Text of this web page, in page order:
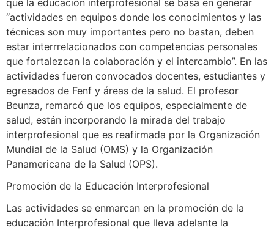
que la educación interprofesional se basa en generar
“actividades en equipos donde los conocimientos y las
técnicas son muy importantes pero no bastan, deben
estar interrrelacionados con competencias personales
que fortalezcan la colaboración y el intercambio”. En las
actividades fueron convocados docentes, estudiantes y
egresados de Fenf y áreas de la salud. El profesor
Beunza, remarcó que los equipos, especialmente de
salud, están incorporando la mirada del trabajo
interprofesional que es reafirmada por la Organización
Mundial de la Salud (OMS) y la Organización
Panamericana de la Salud (OPS).
Promoción de la Educación Interprofesional
Las actividades se enmarcan en la promoción de la
educación Interprofesional que lleva adelante la